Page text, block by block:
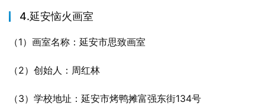
4.延安恼火画室
（1）画室名称：延安市思致画室
（2）创始人：周红林
（3）学校地址：延安市烤鸭摊富强东街134号